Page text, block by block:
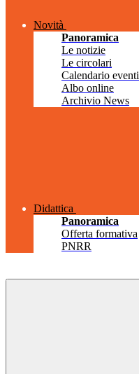
Novità
Panoramica
Le notizie
Le circolari
Calendario eventi
Albo online
Archivio News
Didattica
Panoramica
Offerta formativa
PNRR